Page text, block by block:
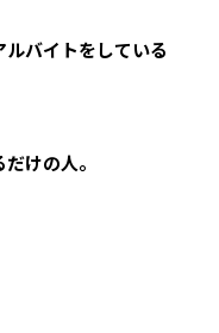
バイトをしている
けの人。